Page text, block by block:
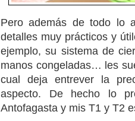
Pero además de todo lo
detalles muy prácticos y
ejemplo, su sistema de
manos congeladas… les
cual deja entrever la
aspecto. De hecho lo
Antofagasta y mis T1 y T2